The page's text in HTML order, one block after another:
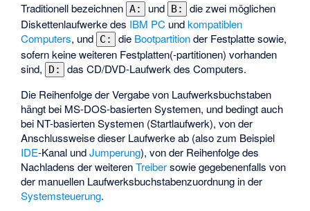
Traditionell bezeichnen A: und B:
die zwei möglichen
Diskettenlaufwerke des IBM PC undkompatiblen
Computers, und C: die Bootpartitionder Festplatte sowie,
sofern keine weiteren Festplatten(-partitionen) vorhanden
sind,
D:
das CD/DVD-Laufwerk des Computers.
Die Reihenfolge der Vergabe von Laufwerksbuchstaben
hängt bei MS-DOS-basierten Systemen, und bedingt auch
bei NT-basierten Systemen (Startlaufwerk), von der
Anschlussweise dieser Laufwerke ab (also zum Beispiel
IDE-Kanal undJumperung), von der Reihenfolge des
Nachladens der weiterenTreibersowie gegebenenfalls von
der manuellen Laufwerksbuchstabenzuordnung in der
Systemsteuerung.